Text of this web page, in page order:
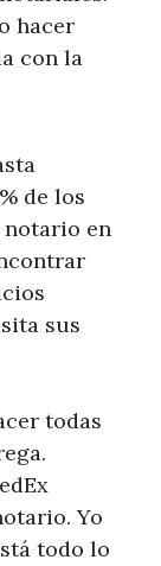
hacer
con la
de los
notario en
sus
todas
Yo
todo lo